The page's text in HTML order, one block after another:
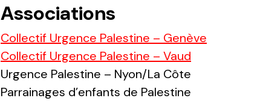
Associations
Collectif Urgence Palestine – Genève
Collectif Urgence Palestine – Vaud
Urgence Palestine – Nyon/La Côte
Parrainages d’enfants de Palestine